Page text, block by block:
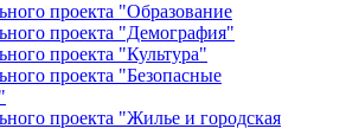
проекта "Образование
проекта "Демография"
проекта "Культура"
проекта "Безопасные
проекта "Жилье и городская